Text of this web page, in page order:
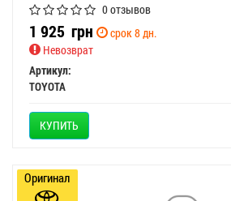
0 отзывов
1 925 грн
срок 8 дн.
Невозврат
Артикул:
TOYOTA
КУПИТЬ
Оригинал